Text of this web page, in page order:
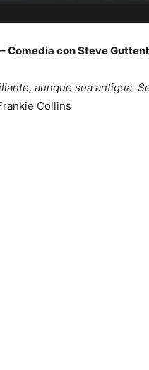
I
I've read and accept the
Comedia con Steve
aunque sea antigua.
Collins